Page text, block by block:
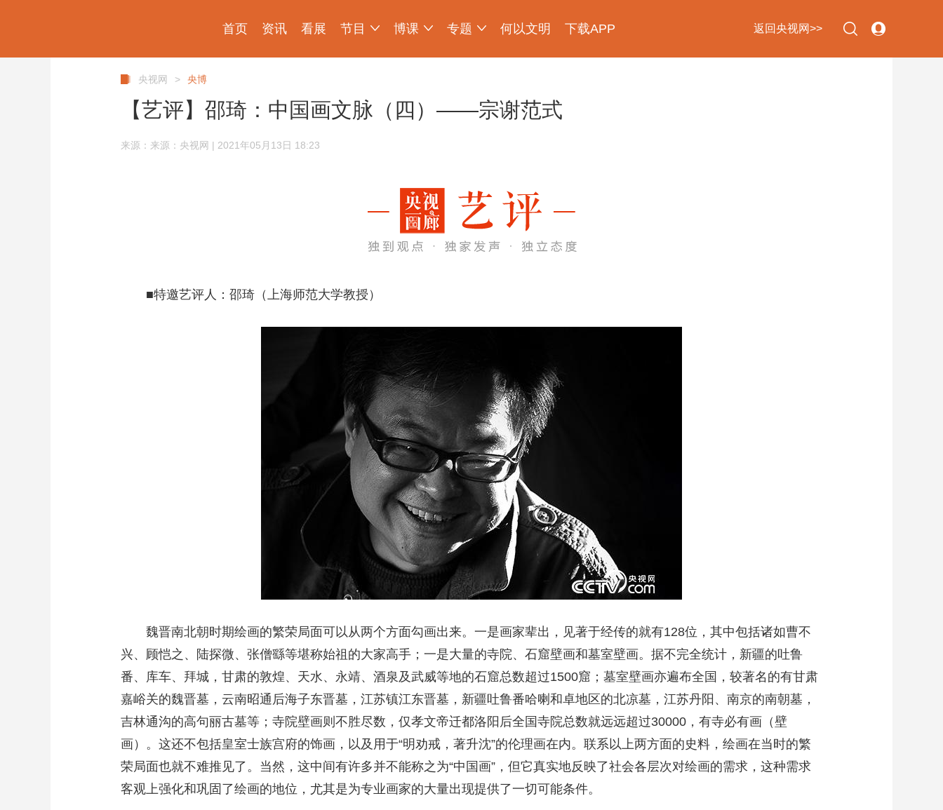
首页 资讯 看展 节目 博课 专题 何以文明 下载APP 返回央视网>>
央视网 > 央博
【艺评】邵琦：中国画文脉（四）——宗谢范式
来源：来源：央视网 | 2021年05月13日 18:23
■特邀艺评人：邵琦（上海师范大学教授）
魏晋南北朝时期绘画的繁荣局面可以从两个方面勾画出来。一是画家辈出，见著于经传的就有128位，其中包括诸如曹不
兴、顾恺之、陆探微、张僧繇等堪称始祖的大家高手；一是大量的寺院、石窟壁画和墓室壁画。据不完全统计，新疆的吐鲁
番、库车、拜城，甘肃的敦煌、天水、永靖、酒泉及武威等地的石窟总数超过1500窟；墓室壁画亦遍布全国，较著名的有甘肃
嘉峪关的魏晋墓，云南昭通后海子东晋墓，江苏镇江东晋墓，新疆吐鲁番哈喇和卓地区的北凉墓，江苏丹阳、南京的南朝墓，
吉林通沟的高句丽古墓等；寺院壁画则不胜尽数，仅孝文帝迁都洛阳后全国寺院总数就远远超过30000，有寺必有画（壁
画）。这还不包括皇室士族宫府的饰画，以及用于“明劝戒，著升沈”的伦理画在内。联系以上两方面的史料，绘画在当时的繁
荣局面也就不难推见了。当然，这中间有许多并不能称之为“中国画”，但它真实地反映了社会各层次对绘画的需求，这种需求
客观上强化和巩固了绘画的地位，尤其是为专业画家的大量出现提供了一切可能条件。